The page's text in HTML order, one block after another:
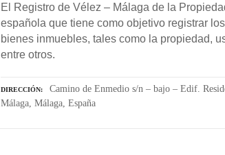
El Registro de Vélez – Málaga de la
española que tiene como objetivo registrar
bienes inmuebles, tales como la propiedad,
entre otros.
DIRECCIÓN
Camino de Enmedio s/n – bajo – Edif.
Málaga, Málaga, España